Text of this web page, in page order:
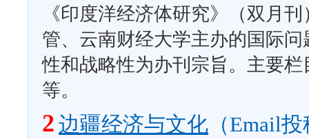
《印度洋经济体研究》（双月
管、云南财经大学主办的国际
性和战略性为办刊宗旨。主要
等。
2 边疆经济与文化 （Email